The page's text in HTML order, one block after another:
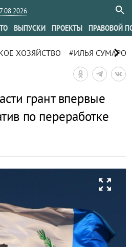
ВЫПУСКИ ПРОЕКТЫ ПРАВОВОЙ
ХОЗЯЙСТВО #ИЛЬЯ chevron_right
грант впервые
по переработке
zoom_out_map